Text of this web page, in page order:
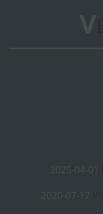
2025-04-01
2020-07-17